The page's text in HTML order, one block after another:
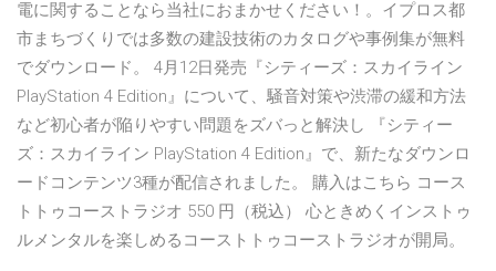
電に関することなら当社におまかせください！。イプロス都
市まちづくりでは多数の建設技術のカタログや事例集が無料
でダウンロード。 4月12日発売『シティーズ：スカイライン
PlayStation 4 Edition』について、騒音対策や渋滞の緩和方法
など初心者が陥りやすい問題をズバっと解決し 『シティー
ズ：スカイライン PlayStation 4 Edition』で、新たなダウンロ
ードコンテンツ3種が配信されました。 購入はこちら コース
トトゥコーストラジオ 550 円（税込） 心ときめくインストゥ
ルメンタルを楽しめるコーストトゥコーストラジオが開局。